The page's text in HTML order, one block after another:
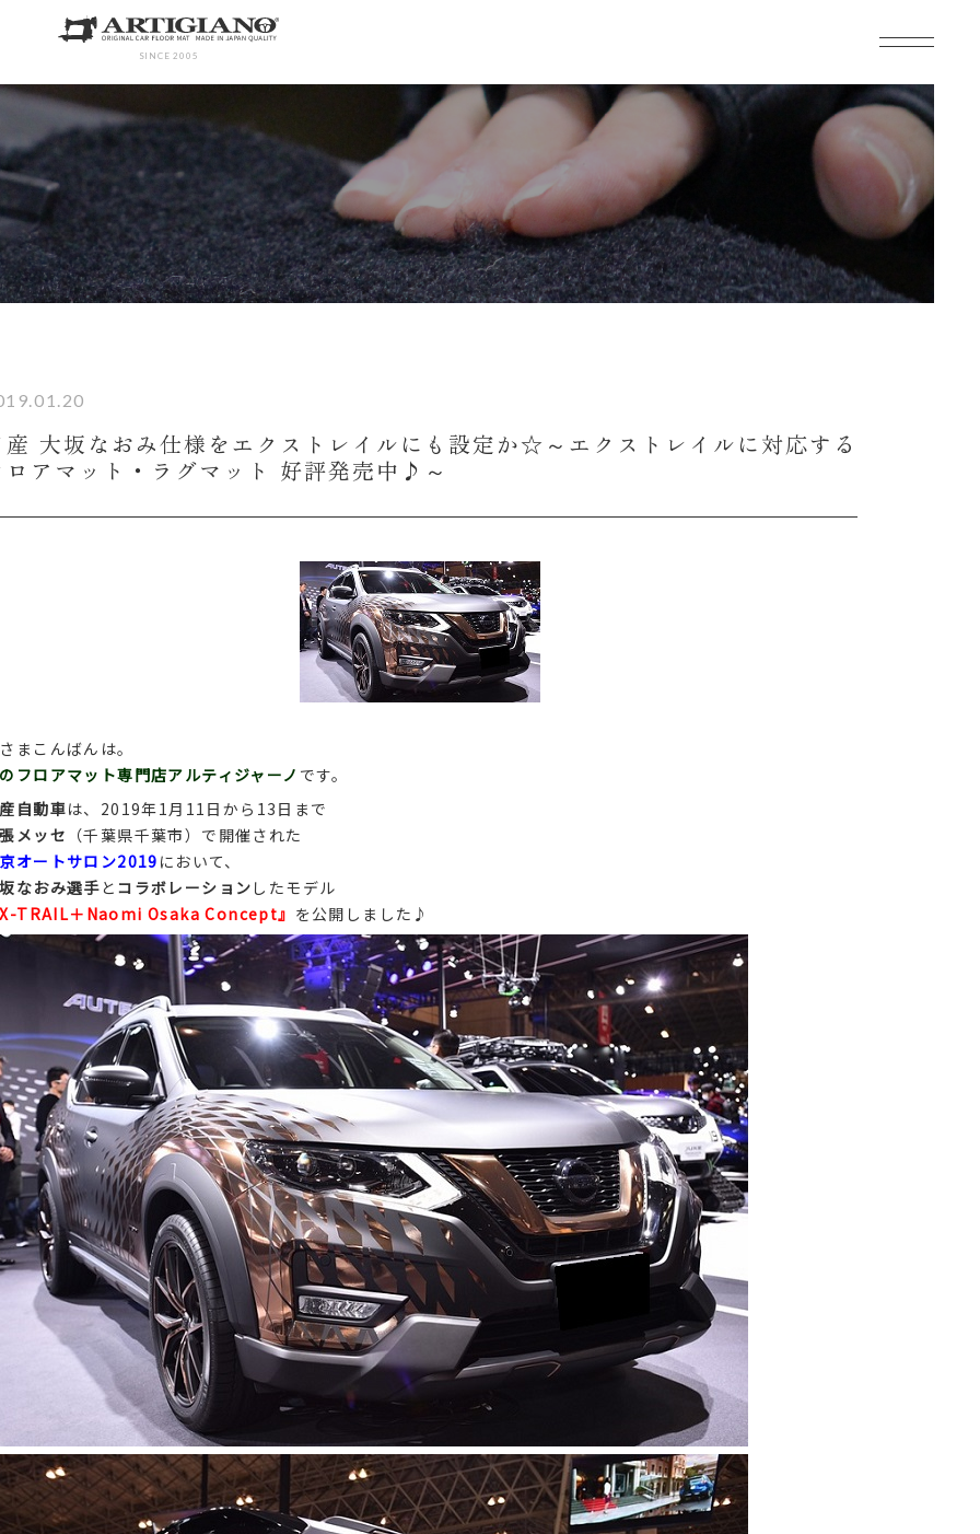
SINCE 2005
産 大坂なおみ仕様をエクストレイルにも設定か☆～エクストレイルに対応する
ロアマット・ラグマット 好評発売中♪～
まこんばんは。
フロアマット専門店アルティジャーノ です。
自動車は、2019年1月11日から13日まで
メッセ （千葉県千葉市）で開催された
オートサロン2019 において、
なおみ選手と コラボレーション したモデル
TRAIL＋Naomi Osaka Concept』 を公開しました♪